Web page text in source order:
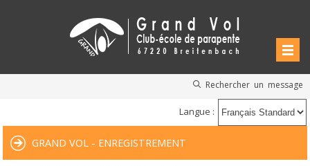
Rechercher un message
Langue :
GRAND VOL - ENREGISTREMENT